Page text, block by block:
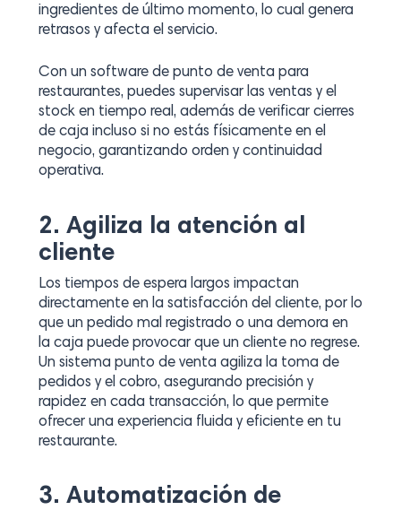
ingredientes de último momento, lo cual genera
retrasos y afecta el servicio.
Con un software de punto de venta para
restaurantes, puedes supervisar las ventas y el
stock en tiempo real, además de verificar cierres
de caja incluso si no estás físicamente en el
negocio, garantizando orden y continuidad
operativa.
2. Agiliza la atención al
cliente
Los tiempos de espera largos impactan
directamente en la satisfacción del cliente, por lo
que un pedido mal registrado o una demora en
la caja puede provocar que un cliente no regrese.
Un sistema punto de venta agiliza la toma de
pedidos y el cobro, asegurando precisión y
rapidez en cada transacción, lo que permite
ofrecer una experiencia fluida y eficiente en tu
restaurante.
3. Automatización de